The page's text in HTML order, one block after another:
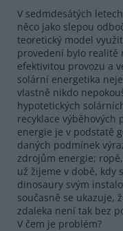
V sedmdesátých
něco jako slepou
teoretický model
provedení bylo realitě
efektivitou provozu a
solární energetika
vlastně nikdo
hypotetických
recyklace výběhových
energie je v podstatě
daných podmínek
zdrojům energie;
už žijeme v době, kdy
dinosaury svým
současně se ukazuje,
zdaleka není tak bez
V čem je problém?